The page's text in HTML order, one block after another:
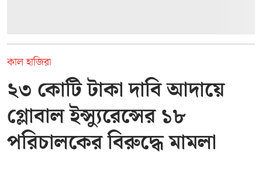
কাল হাজিরা
২৩ কোটি টাকা দাবি আদায়ে
গ্লোবাল ইন্স্যুরেন্সের ১৮
পরিচালকের বিরুদ্ধে মামলা